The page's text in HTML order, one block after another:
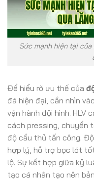
Sức mạnh hiện tại
Để hiểu rõ ưu thế của
đá hiện đại, cần nhìn
vận hành đội hình. HLV
cách pressing, chuyển
độ cầu thủ tấn công.
hợp lý, hỗ trợ bọc lót
lộ. Sự kết hợp giữa kỷ
tạo cá nhân tạo nên